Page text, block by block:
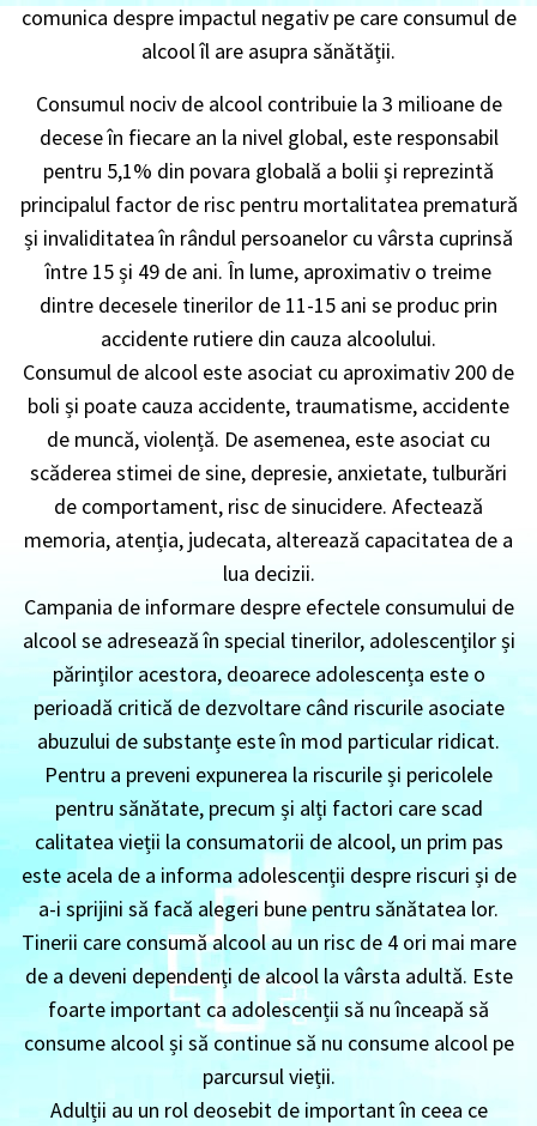
comunica despre impactul negativ pe care consumul de
alcool îl are asupra sănătății.
Consumul nociv de alcool contribuie la 3 milioane de
decese în fiecare an la nivel global, este responsabil
pentru 5,1% din povara globală a bolii și reprezintă
principalul factor de risc pentru mortalitatea prematură
și invaliditatea în rândul persoanelor cu vârsta cuprinsă
între 15 și 49 de ani. În lume, aproximativ o treime
dintre decesele tinerilor de 11-15 ani se produc prin
accidente rutiere din cauza alcoolului.
Consumul de alcool este asociat cu aproximativ 200 de
boli și poate cauza accidente, traumatisme, accidente
de muncă, violență. De asemenea, este asociat cu
scăderea stimei de sine, depresie, anxietate, tulburări
de comportament, risc de sinucidere. Afectează
memoria, atenția, judecata, alterează capacitatea de a
lua decizii.
Campania de informare despre efectele consumului de
alcool se adresează în special tinerilor, adolescenților și
părinților acestora, deoarece adolescența este o
perioadă critică de dezvoltare când riscurile asociate
abuzului de substanțe este în mod particular ridicat.
Pentru a preveni expunerea la riscurile și pericolele
pentru sănătate, precum și alți factori care scad
calitatea vieții la consumatorii de alcool, un prim pas
este acela de a informa adolescenții despre riscuri și de
a-i sprijini să facă alegeri bune pentru sănătatea lor.
Tinerii care consumă alcool au un risc de 4 ori mai mare
de a deveni dependenți de alcool la vârsta adultă. Este
foarte important ca adolescenții să nu înceapă să
consume alcool și să continue să nu consume alcool pe
parcursul vieții.
Adulții au un rol deosebit de important în ceea ce